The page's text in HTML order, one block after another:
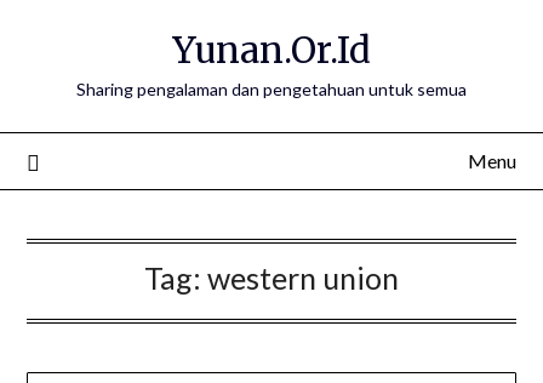
Yunan.Or.Id
Sharing pengalaman dan pengetahuan untuk semua
Menu
Tag: western union